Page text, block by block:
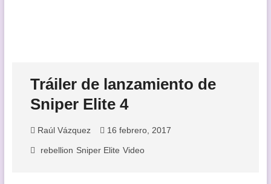
Tráiler de lanzamiento de
Sniper Elite 4
Raúl Vázquez 16 febrero, 2017
rebellion Sniper Elite Video